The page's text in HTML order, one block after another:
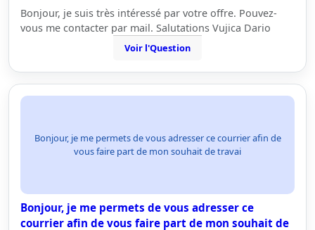
Bonjour, je suis très intéressé par votre offre. Pouvez-
vous me contacter par mail. Salutations Vujica Dario
Voir l'Question
Bonjour, je me permets de vous adresser ce courrier afin de
vous faire part de mon souhait de travai
Bonjour, je me permets de vous adresser ce
courrier afin de vous faire part de mon souhait de